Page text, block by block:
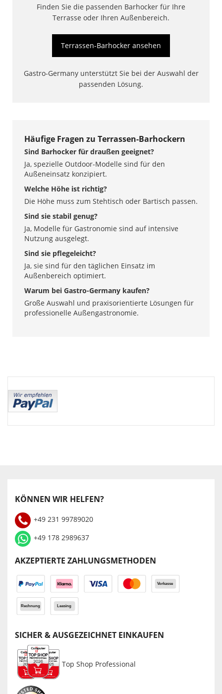
Finden Sie die passenden Barhocker für Ihre
Terrasse oder Ihren Außenbereich.
Terrassen-Barhocker ansehen
Gastro-Germany unterstützt Sie bei der Auswahl der
passenden Lösung.
Häufige Fragen zu Terrassen-Barhockern
Sind Barhocker für draußen geeignet?
Ja, spezielle Outdoor-Modelle sind für den
Außeneinsatz konzipiert.
Welche Höhe ist richtig?
Die Höhe muss zum Stehtisch oder Bartisch passen.
Sind sie stabil genug?
Ja, Modelle für Gastronomie sind auf intensive
Nutzung ausgelegt.
Sind sie pflegeleicht?
Ja, sie sind für den täglichen Einsatz im
Außenbereich optimiert.
Warum bei Gastro-Germany kaufen?
Große Auswahl und praxisorientierte Lösungen für
professionelle Außengastronomie.
KÖNNEN WIR HELFEN?
+49 231 99789020
+49 178 2989637
AKZEPTIERTE ZAHLUNGSMETHODEN
SICHER & AUSGEZEICHNET EINKAUFEN
Top Shop Professional